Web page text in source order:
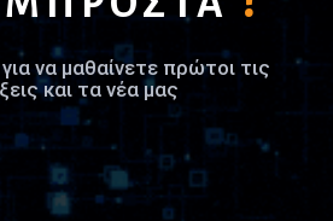
να μαθαίνετε πρώτοι τις
και τα νέα μας